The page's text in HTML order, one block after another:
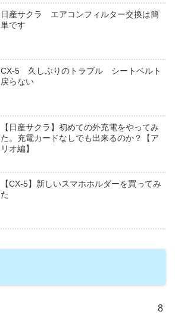
日産サクラ エアコンフィルター交換は簡
単です
CX-5 久しぶりのトラブル シートベルト
戻らない
【日産サクラ】初めての外充電をやってみ
た。充電カードなしでも出来るのか？【ア
リオ編】
【CX-5】新しいスマホホルダーを買ってみ
た
8